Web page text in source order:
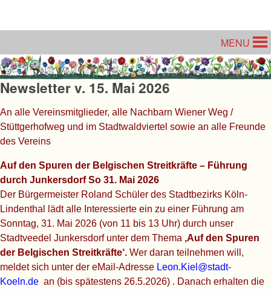
MENU
Newsletter v. 15. Mai 2026
An alle Vereinsmitglieder, alle Nachbarn Wiener Weg /
Stüttgerhofweg und im Stadtwaldviertel sowie an alle Freunde
des Vereins
Auf den Spuren der Belgischen Streitkräfte – Führung
durch Junkersdorf So 31. Mai 2026
Der Bürgermeister Roland Schüler des Stadtbezirks Köln-
Lindenthal lädt alle Interessierte ein zu einer Führung am
Sonntag, 31. Mai 2026 (von 11 bis 13 Uhr) durch unser
Stadtveedel Junkersdorf unter dem Thema ‚Auf den Spuren
der Belgischen Streitkräfte‘. Wer daran teilnehmen will,
meldet sich unter der eMail-Adresse Leon.Kiel@stadt-
Koeln.de an (bis spätestens 26.5.2026) . Danach erhalten die